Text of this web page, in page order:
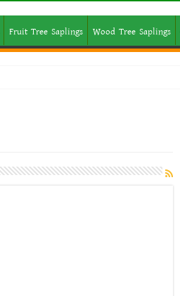
Fruit Tree Saplings Wood Tree Saplings